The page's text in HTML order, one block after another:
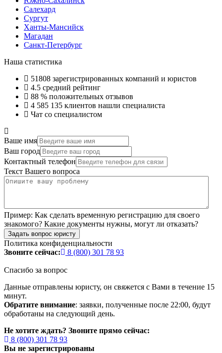
Салехард
Сургут
Ханты-Мансийск
Магадан
Санкт-Петербург
Наша статистика
51808 зарегистрированных компаний и юристов
4.5 средний рейтинг
88 % положительных отзывов
4 585 135 клиентов нашли специалиста
Чат со специалистом
Ваше имя
Ваш город
Контактный телефон
Текст Вашего вопроса
Пример: Как сделать временную регистрацию для своего
знакомого? Какие документы нужны, могут ли отказать?
Задать вопрос юристу
Политика конфиденциальности
Звоните сейчас:
8 (800) 301 78 93
Спасибо за вопрос
Данные отправлены юристу, он свяжется с Вами в течение 15
минут.
Обратите внимание: заявки, полученные после 22:00, будут
обработаны на следующий день.
Не хотите ждать? Звоните прямо сейчас:
8 (800) 301 78 93
Вы не зарегистрированы